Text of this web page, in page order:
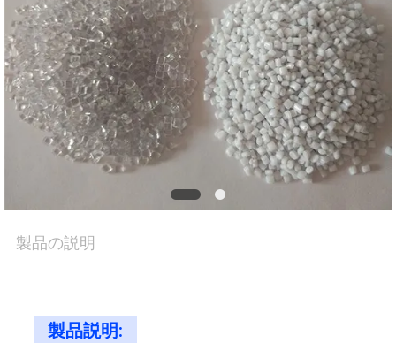
行
品
質
私
製品の説明
製品説明: